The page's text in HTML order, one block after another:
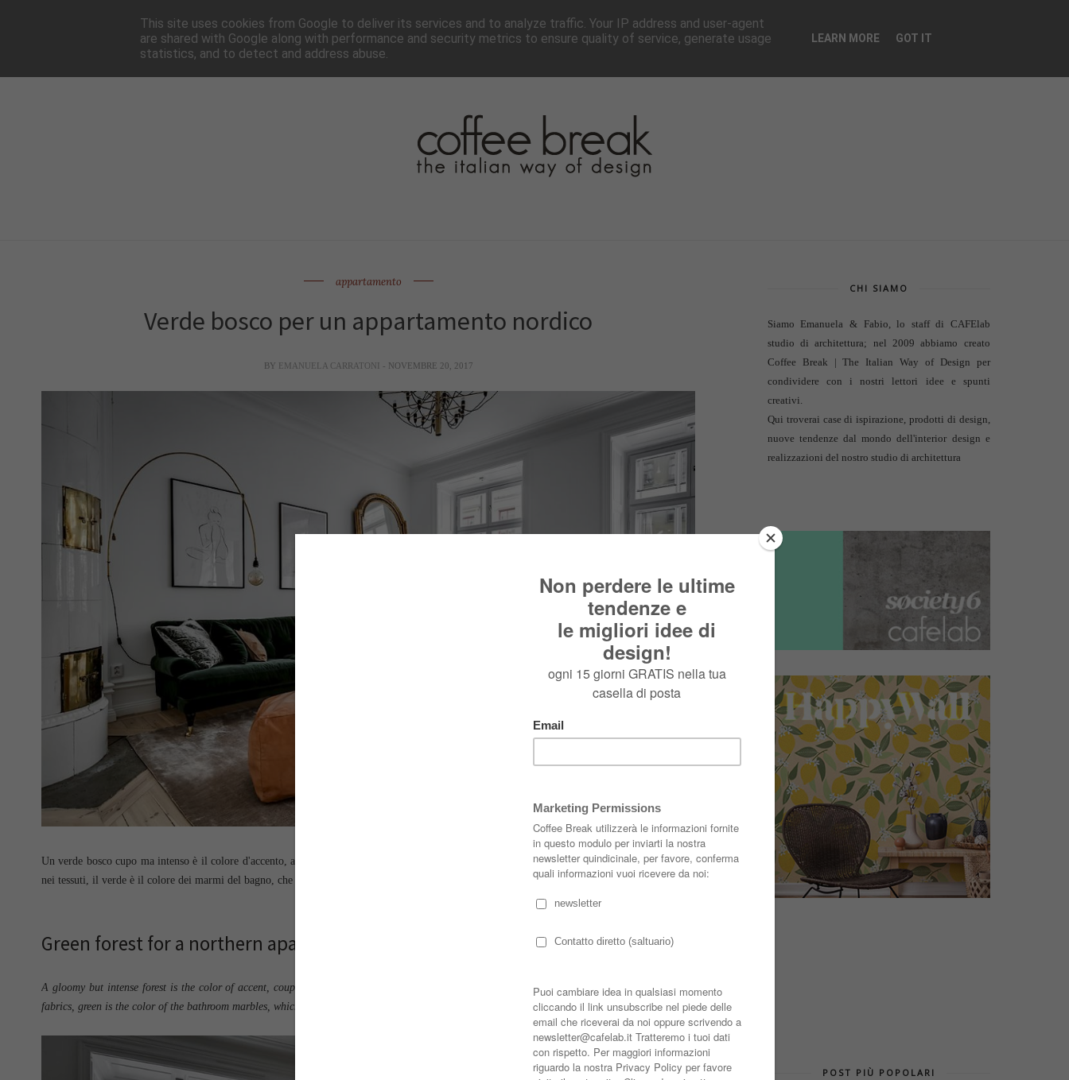
HOME NEWSLETTER CHI SIAMO▼ PAGINE▼ COLLABORA PRESS CONTATTI
appartamento
Verde bosco per un appartamento nordico
BY EMANUELA CARRATONI - NOVEMBRE 20, 2017
Un verde bosco cupo ma intenso è il colore d'accento, accostato ai dettagli color oro, che caratterizza questo appartamento scandinavo; oltre che
nei tessuti, il verde è il colore dei marmi del bagno, che ricreano quasi un'atmosfera di sottobosco.
Green forest for a northern apartment
A gloomy but intense forest is the color of accent, coupled with the golden details that characterize this Scandinavian apartment; as well as in
fabrics, green is the color of the bathroom marbles, which recreate almost an undergrowth atmosphere.
CHI SIAMO
Siamo Emanuela & Fabio, lo staff di CAFElab
studio di architettura; nel 2009 abbiamo creato
Coffee Break | The Italian Way of Design per
condividere con i nostri lettori idee e spunti
creativi.
Qui troverai case di ispirazione, prodotti di design,
nuove tendenze dal mondo dell'interior design e
realizzazioni del nostro studio di architettura
POST PIÙ POPOLARI
This site uses cookies from Google to deliver its services and to analyze traffic. Your IP address and user-agent
are shared with Google along with performance and security metrics to ensure quality of service, generate usage
statistics, and to detect and address abuse.
LEARN MORE GOT IT